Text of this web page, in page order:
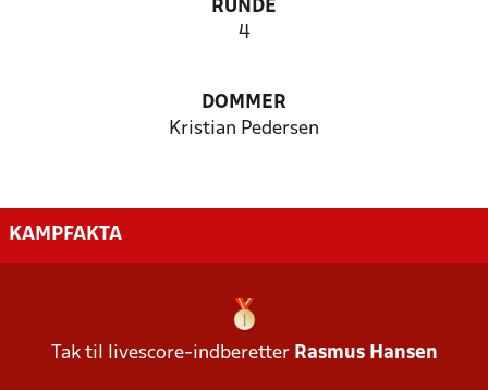
RUNDE
4
DOMMER
Kristian Pedersen
KAMPFAKTA
Tak til livescore-indberetter Rasmus Hansen